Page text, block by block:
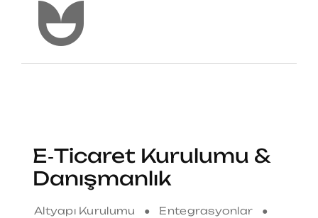
E‑Ticaret Kurulumu &
Danışmanlık
Altyapı Kurulumu ● Entegrasyonlar ●